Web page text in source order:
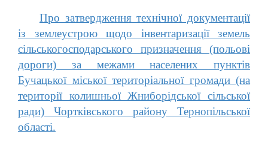
Про затвердження технічної документації
із землеустрою щодо інвентаризації земель
сільськогосподарського призначення (польові
дороги) за межами населених пунктів
Бучацької міської територіальної громади (на
території колишньої Жниборідської сільської
ради) Чортківського району Тернопільської
області.